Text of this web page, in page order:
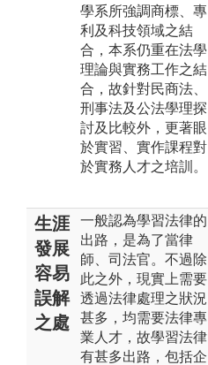
學系所強調商標、專
利及科技領域之結
合，本系仍重在法學
理論與實務工作之結
合，故針對民商法、
刑事法及公法學理探
討及比較外，更著眼
於實習、實作課程對
於實務人才之培訓。
生涯
發展
容易
誤解
之處
一般認為學習法律的
出路，是為了當律
師、司法官。不過除
此之外，現實上需要
透過法律處理之狀況
甚多，均需要法律專
業人才，故學習法律
有甚多出路，包括企